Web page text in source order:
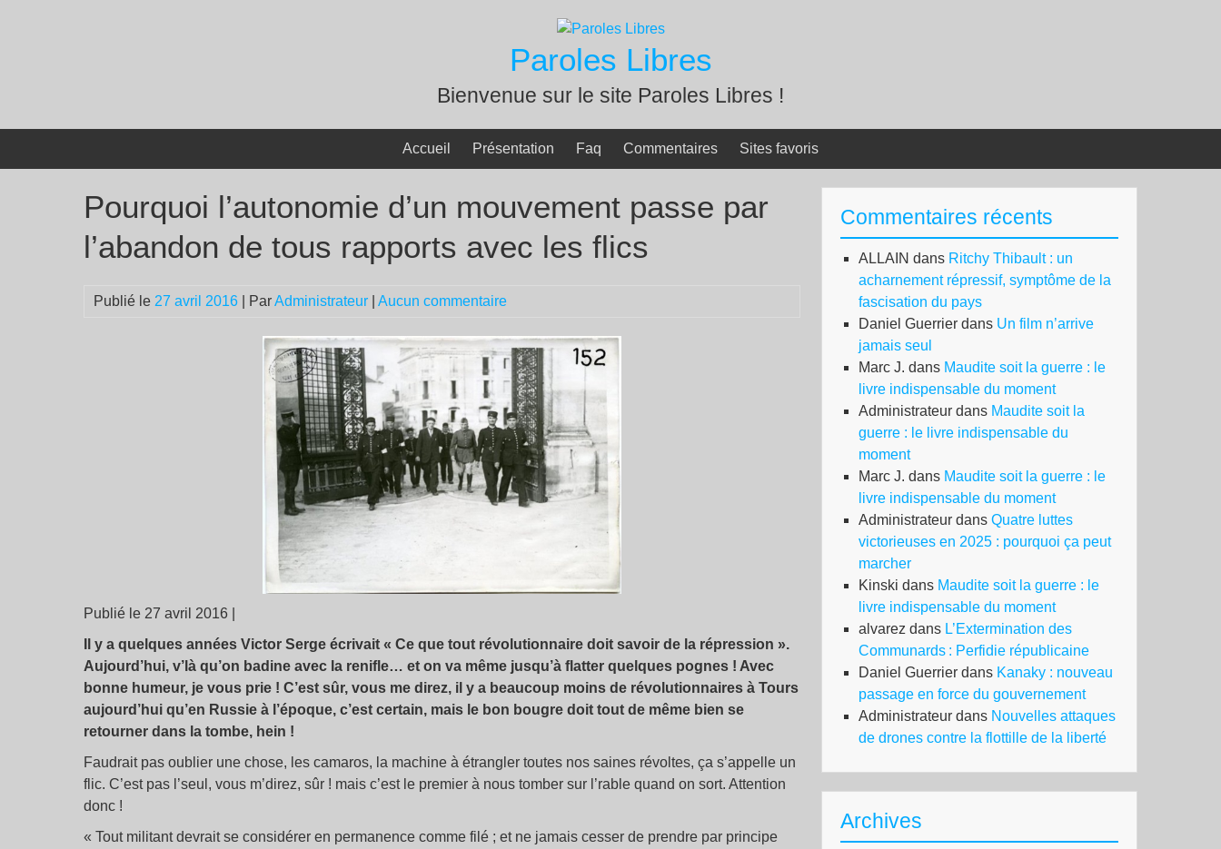
Paroles Libres
Bienvenue sur le site Paroles Libres !
Accueil Présentation Faq Commentaires Sites favoris
Pourquoi l’autonomie d’un mouvement passe par
l’abandon de tous rapports avec les flics
Publié le 27 avril 2016 | ParAdministrateur Aucun commentaire
Publié le 27 avril 2016 |
Il y a quelques années Victor Serge écrivait « Ce que tout révolutionnaire doit savoir de la répression ».
Aujourd’hui, v’là qu’on badine avec la renifle… et on va même jusqu’à flatter quelques pognes ! Avec
bonne humeur, je vous prie ! C’est sûr, vous me direz, il y a beaucoup moins de révolutionnaires à Tours
aujourd’hui qu’en Russie à l’époque, c’est certain, mais le bon bougre doit tout de même bien se
retourner dans la tombe, hein !
Faudrait pas oublier une chose, les camaros, la machine à étrangler toutes nos saines révoltes, ça s’appelle un
flic. C’est pas l’seul, vous m’direz, sûr ! mais c’est le premier à nous tomber sur l’rable quand on sort. Attention
donc !
« Tout militant devrait se considérer en permanence comme filé ; et ne jamais cesser de prendre par principe
Commentaires récents
ALLAIN dans Ritchy Thibault : un
acharnement répressif, symptôme de la
fascisation du pays
Daniel Guerrier dans Un film n’arrive
jamais seul
Marc J. dans Maudite soit la guerre : le
livre indispensable du moment
Administrateur dans Maudite soit la
guerre : le livre indispensable du
moment
Marc J. dans Maudite soit la guerre : le
livre indispensable du moment
Administrateur dans Quatre luttes
victorieuses en 2025 : pourquoi ça peut
marcher
Kinski dans Maudite soit la guerre : le
livre indispensable du moment
alvarez dans L’Extermination des
Communards : Perfidie républicaine
Daniel Guerrier dans Kanaky : nouveau
passage en force du gouvernement
Administrateur dans Nouvelles attaques
de drones contre la flottille de la liberté
Archives